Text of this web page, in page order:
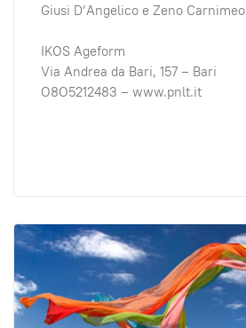
Giusi D’Angelico e Zeno Carnimeo
IKOS Ageform
Via Andrea da Bari, 157 – Bari
O8O5212483 – www.pnlt.it